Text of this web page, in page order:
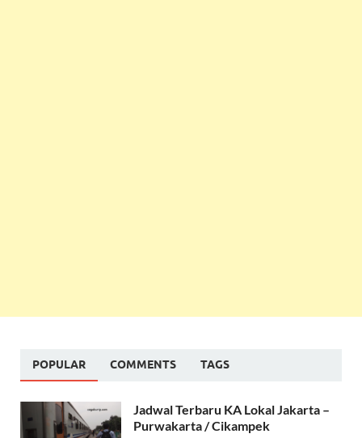
POPULAR COMMENTS TAGS
Jadwal Terbaru KA Lokal Jakarta –
Purwakarta / Cikampek